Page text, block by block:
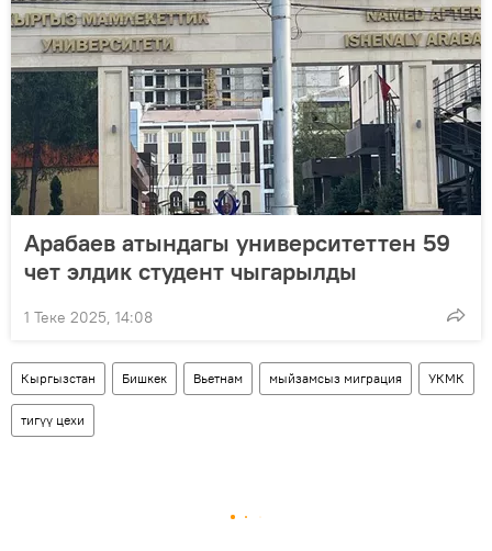
Арабаев атындагы университеттен 59
чет элдик студент чыгарылды
1 Теке 2025, 14:08
Кыргызстан Бишкек Вьетнам мыйзамсыз миграция УКМК
тигүү цехи